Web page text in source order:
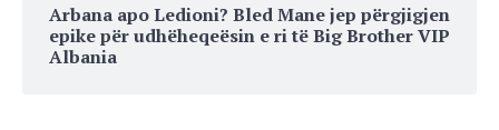
Arbana apo Ledioni? Bled Mane jep përgjigjen
epike për udhëheqeësin e ri të Big Brother VIP
Albania